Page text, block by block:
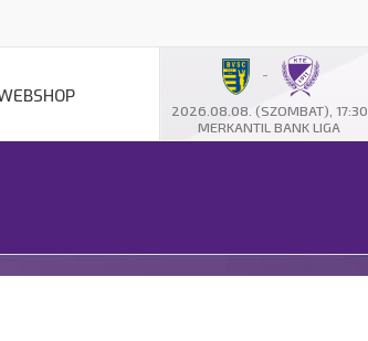
-
2026.08.08. (SZOMBAT), 17:30
MERKANTIL BANK LIGA